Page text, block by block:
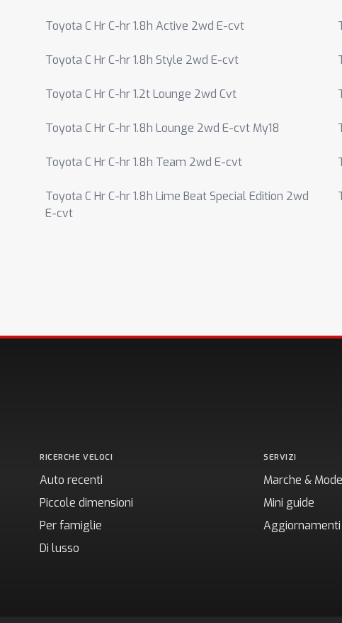
Toyota C Hr C-hr 1.8h Active 2wd E-cvt
Toyota C Hr C-hr 1.8h Style 2wd E-cvt
Toyota C Hr C-hr 1.2t Lounge 2wd Cvt
Toyota C Hr C-hr 1.8h Lounge 2wd E-cvt My18
Toyota C Hr C-hr 1.8h Team 2wd E-cvt
Toyota C Hr C-hr 1.8h Lime Beat Special Edition 2wd
E-cvt
RICERCHE VELOCI
Auto recenti
Piccole dimensioni
Per famiglie
Di lusso
SERVIZI
Marche &
Mini guide
Aggiornamenti